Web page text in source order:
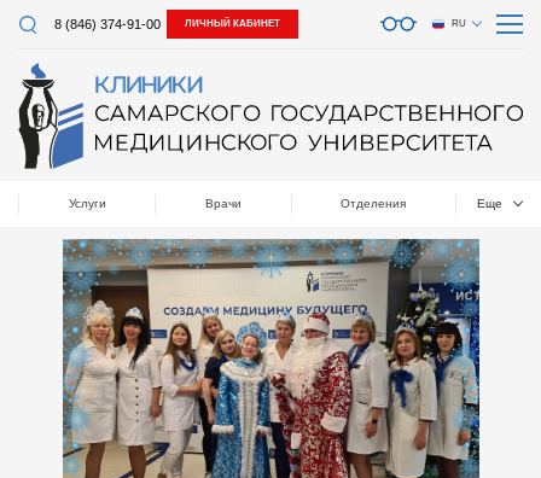
8 (846) 374-91-00 ЛИЧНЫЙ КАБИНЕТ RU
Услуги Врачи Отделения Еще